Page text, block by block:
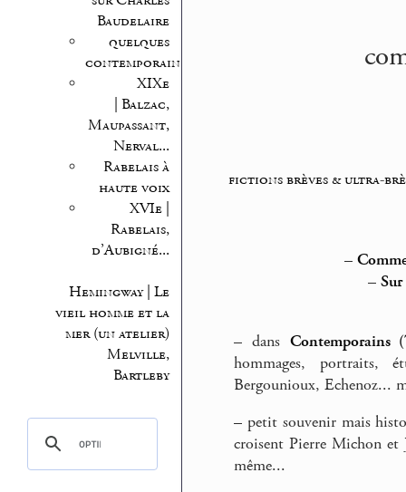
Baudelaire
quelques
contemporains
XIXe
| Balzac,
Maupassant,
Nerval...
Rabelais à
haute voix
XVIe |
Rabelais,
d’Aubigné...
Hemingway | Le
vieil homme et la
mer (un atelier)
Melville,
Bartleby
fictions brèves & ultra-
–
–
– dans Contemporains
hommages, portraits,
Bergounioux, Echenoz...
– petit souvenir mais
croisent Pierre Michon et
même...